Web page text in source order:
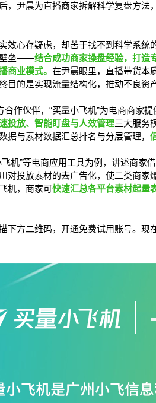
，尹晨为直播商家拆解科学复盘方法
效心存疑虑，却苦于找不到科学系统
壁垒——结合成功商家操盘经验，打造
商业模式。 在尹晨眼里，直播带货本
目的是实现流量结构化，推动不良资
合作伙伴，“买量小飞机”为电商商家提
投放、智能盯盘与人效管理三大服务
据与素材数据汇总排名与分层管理，
机”等电商应用工具为例，讲述商家
对投放素材的去广告化，使二类商家
机，商家可快速汇总各平台素材起量
下方二维码，开通免费试用账号。现